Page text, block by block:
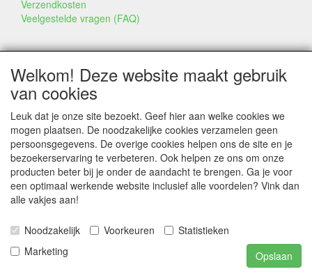
Verzendkosten
Veelgestelde vragen (FAQ)
SOCIALE MEDIA
CONTACTGEGEVENS
www.annekeszoetwaren.nl
Dr. Schaepmanlaan 56
6823 AS Arnhem
E-mail: info@annekeszoetwaren.nl
Telefoon: 06 26444044
Welkom! Deze website maakt gebruik
van cookies
Leuk dat je onze site bezoekt. Geef hier aan welke cookies we
mogen plaatsen. De noodzakelijke cookies verzamelen geen
persoonsgegevens. De overige cookies helpen ons de site en je
bezoekerservaring te verbeteren. Ook helpen ze ons om onze
producten beter bij je onder de aandacht te brengen. Ga je voor
een optimaal werkende website inclusief alle voordelen? Vink dan
alle vakjes aan!
Noodzakelijk Voorkeuren
Statistieken
Marketing
Opslaan